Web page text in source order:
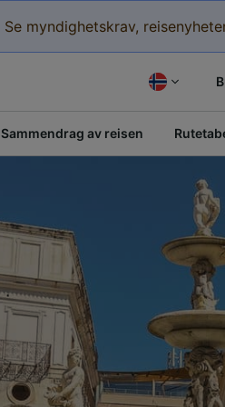
Se myndighetskrav,
Sammendrag av reisen